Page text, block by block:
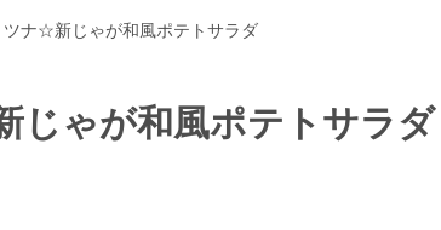
ツナ☆新じゃが和風ポテトサラダ
ゃが和風ポテトサラダ